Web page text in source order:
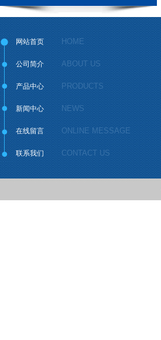
网站首页
公司简介
产品中心
新闻中心
在线留言
联系我们
HOME
ABOUT US
PRODUCTS
NEWS
ONLINE MESSAGE
CONTACT US